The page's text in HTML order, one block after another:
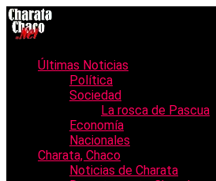
Últimas Noticias
Política
Sociedad
La rosca de Pascua
Economía
Nacionales
Charata, Chaco
Noticias de Charata